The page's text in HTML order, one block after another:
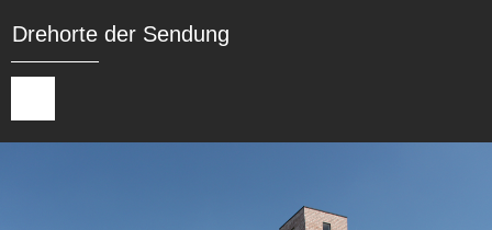
Drehorte der Sendung